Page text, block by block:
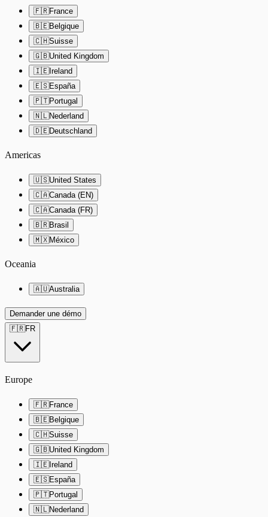
🇫🇷France
🇧🇪Belgique
🇨🇭Suisse
🇬🇧United Kingdom
🇮🇪Ireland
🇪🇸España
🇵🇹Portugal
🇳🇱Nederland
🇩🇪Deutschland
Americas
🇺🇸United States
🇨🇦Canada (EN)
🇨🇦Canada (FR)
🇧🇷Brasil
🇲🇽México
Oceania
🇦🇺Australia
Demander une démo
🇫🇷FR
Europe
🇫🇷France
🇧🇪Belgique
🇨🇭Suisse
🇬🇧United Kingdom
🇮🇪Ireland
🇪🇸España
🇵🇹Portugal
🇳🇱Nederland